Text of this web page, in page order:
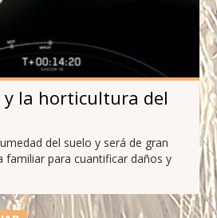
y la horticultura del
del suelo y será de gran
familiar para cuantificar daños y